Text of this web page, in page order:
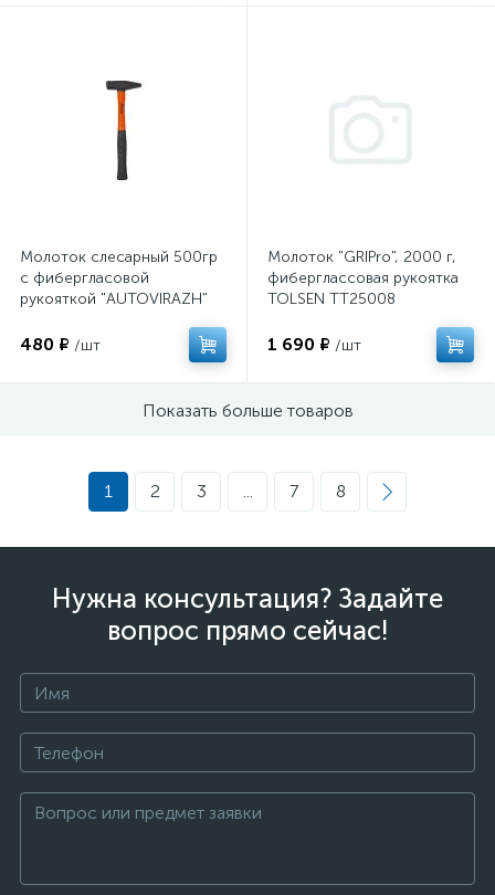
Молоток слесарный 500гр
с фибергласовой
рукояткой "AUTOVIRAZH"
480 ₽ /шт
Молоток "GRIPro", 2000 г,
фиберглаcсовая рукоятка
TOLSEN TT25008
1 690 ₽ /шт
Показать больше товаров
1 2 3 ... 7 8
Нужна консультация? Задайте
вопрос прямо сейчас!